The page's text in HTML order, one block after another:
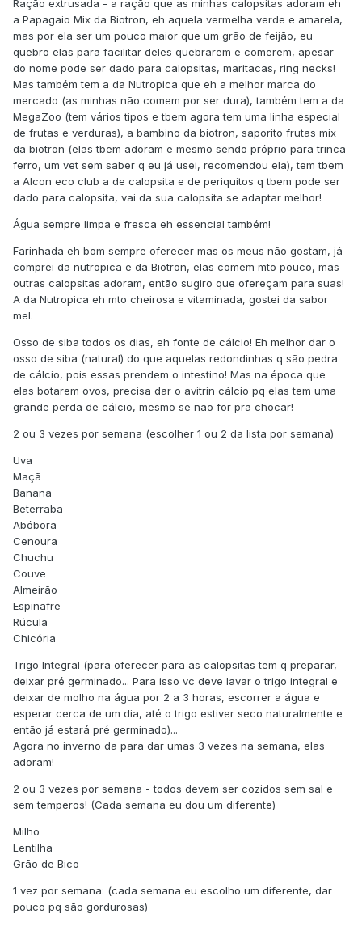
Ração extrusada - a ração que as minhas calopsitas adoram eh
a Papagaio Mix da Biotron, eh aquela vermelha verde e amarela,
mas por ela ser um pouco maior que um grão de feijão, eu
quebro elas para facilitar deles quebrarem e comerem, apesar
do nome pode ser dado para calopsitas, maritacas, ring necks!
Mas também tem a da Nutropica que eh a melhor marca do
mercado (as minhas não comem por ser dura), também tem a da
MegaZoo (tem vários tipos e tbem agora tem uma linha especial
de frutas e verduras), a bambino da biotron, saporito frutas mix
da biotron (elas tbem adoram e mesmo sendo próprio para trinca
ferro, um vet sem saber q eu já usei, recomendou ela), tem tbem
a Alcon eco club a de calopsita e de periquitos q tbem pode ser
dado para calopsita, vai da sua calopsita se adaptar melhor!
Água sempre limpa e fresca eh essencial também!
Farinhada eh bom sempre oferecer mas os meus não gostam, já
comprei da nutropica e da Biotron, elas comem mto pouco, mas
outras calopsitas adoram, então sugiro que ofereçam para suas!
A da Nutropica eh mto cheirosa e vitaminada, gostei da sabor
mel.
Osso de siba todos os dias, eh fonte de cálcio! Eh melhor dar o
osso de siba (natural) do que aquelas redondinhas q são pedra
de cálcio, pois essas prendem o intestino! Mas na época que
elas botarem ovos, precisa dar o avitrin cálcio pq elas tem uma
grande perda de cálcio, mesmo se não for pra chocar!
2 ou 3 vezes por semana (escolher 1 ou 2 da lista por semana)
Uva
Maçã
Banana
Beterraba
Abóbora
Cenoura
Chuchu
Couve
Almeirão
Espinafre
Rúcula
Chicória
Trigo Integral (para oferecer para as calopsitas tem q preparar,
deixar pré germinado... Para isso vc deve lavar o trigo integral e
deixar de molho na água por 2 a 3 horas, escorrer a água e
esperar cerca de um dia, até o trigo estiver seco naturalmente e
então já estará pré germinado)...
Agora no inverno da para dar umas 3 vezes na semana, elas
adoram!
2 ou 3 vezes por semana - todos devem ser cozidos sem sal e
sem temperos! (Cada semana eu dou um diferente)
Milho
Lentilha
Grão de Bico
1 vez por semana: (cada semana eu escolho um diferente, dar
pouco pq são gordurosas)